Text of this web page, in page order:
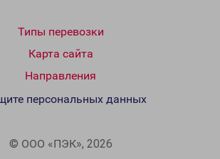
Типы перевозки
Карта сайта
Направления
© ООО «ПЭК», 2026
персональных данных